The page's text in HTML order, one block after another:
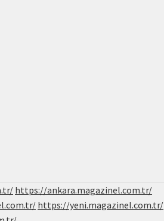
https://ankara.magazinel.com.tr/
https://yeni.magazinel.com.tr/